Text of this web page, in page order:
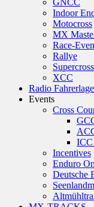
GNCC
Indoor
Motocross
MX
Race-
Rallye
Supercross
XCC
Radio
Events
Cross
ICC
Incentives
Enduro
Deutsche